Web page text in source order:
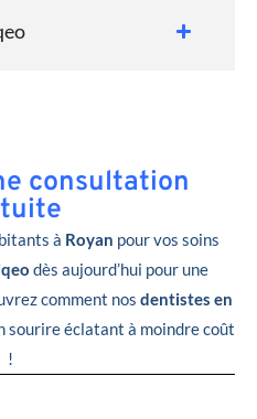
consultation
à Royan pour vos soins
dès aujourd’hui pour une
comment nos dentistes en
sourire éclatant à moindre coût
!